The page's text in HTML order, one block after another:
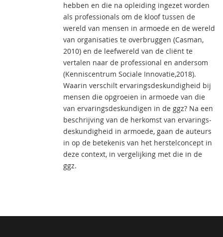
hebben en die na opleiding ingezet worden
als professionals om de kloof tussen de
wereld van mensen in armoede en de wereld
van organisaties te overbruggen (Casman,
2010) en de leefwereld van de cliënt te
vertalen naar de professional en andersom
(Kenniscentrum Sociale Innovatie,2018).
Waarin verschilt ervaringsdeskundigheid bij
mensen die opgroeien in armoede van die
van ervaringsdeskundigen in de ggz? Na een
beschrijving van de herkomst van ervarings­
deskundigheid in armoede, gaan de auteurs
in op de betekenis van het herstelconcept in
deze context, in vergelijking met die in de
ggz.